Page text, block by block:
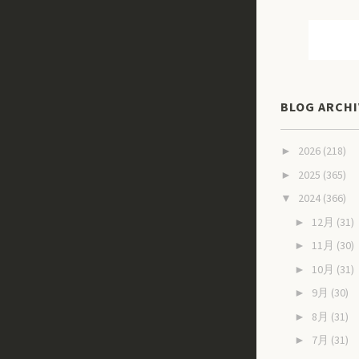
BLOG
► 2026 (218)
► 2025 (365)
▼ 2024 (366)
► 12月 (31)
► 11月 (30)
► 10月 (31)
► 9月 (30)
► 8月 (31)
► 7月 (31)